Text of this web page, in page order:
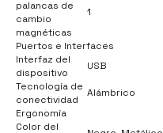
palancas de
cambio
magnéticas
1
Puertos e Interfaces
Interfaz del
dispositivo
USB
Tecnología de
conectividad
Alámbrico
Ergonomía
Color del